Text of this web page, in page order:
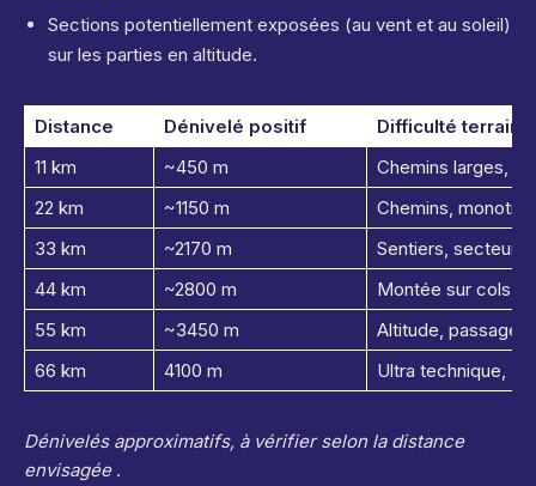
Sections potentiellement exposées (au vent et au soleil)
sur les parties en altitude.
Distance Dénivelé positif
Difficulté terrain
11 km
~450 m
Chemins larges,
22 km
~1150 m
Chemins,
33 km
~2170 m
Sentiers, secteurs
44 km
~2800 m
Montée sur cols,
55 km
~3450 m
Altitude, passages
66 km
4100 m Ultra technique, 7
Dénivelés approximatifs, à vérifier selon la distance
envisagée.